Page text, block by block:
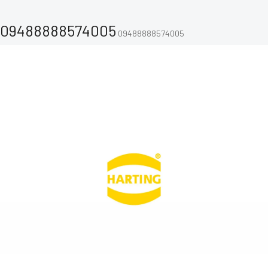
09488888574005 09488888574005